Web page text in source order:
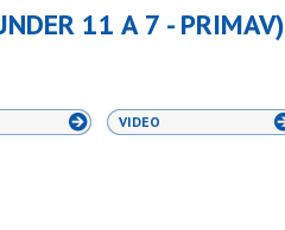
11 A 7 - PRIMAV)
VIDEO